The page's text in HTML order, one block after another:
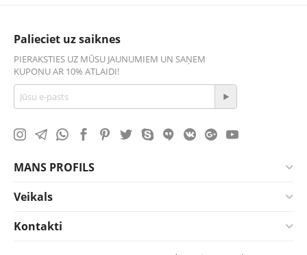
Palieciet uz saiknes
PIERAKSTIES UZ MŪSU JAUNUMIEM UN SAŅEM
KUPONU AR 10% ATLAIDI!
MANS PROFILS
Veikals
Kontakti